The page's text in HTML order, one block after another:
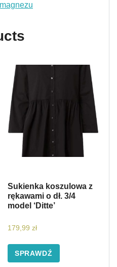
Sukienka koszulowa z
rękawami o dł. 3/4
model ‘Ditte’
179,99 zł
SPRAWDŹ